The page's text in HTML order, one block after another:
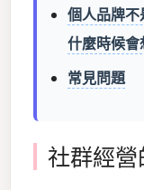
個人品牌
什麼時候會
常見問題
社群經